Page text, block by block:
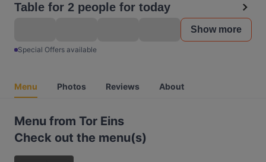
Table for 2 people for today
Show more
Special Offers available
Menu Photos Reviews About
Menu from Tor Eins
Check out the menu(s)